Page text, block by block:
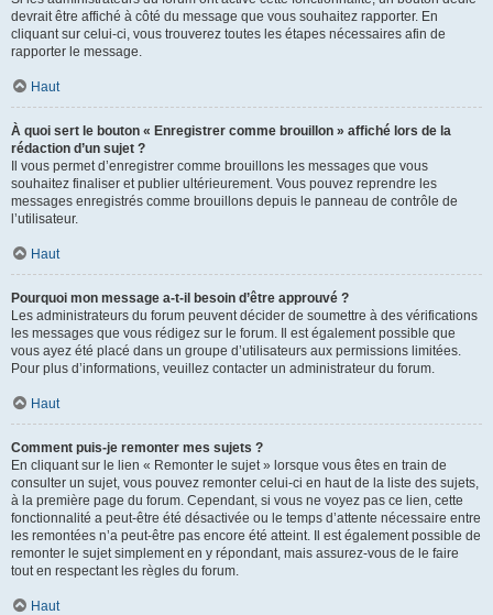
devrait être affiché à côté du message que vous souhaitez rapporter. En
cliquant sur celui-ci, vous trouverez toutes les étapes nécessaires afin de
rapporter le message.
Haut
À quoi sert le bouton « Enregistrer comme brouillon » affiché lors de la
rédaction d’un sujet ?
Il vous permet d’enregistrer comme brouillons les messages que vous
souhaitez finaliser et publier ultérieurement. Vous pouvez reprendre les
messages enregistrés comme brouillons depuis le panneau de contrôle de
l’utilisateur.
Haut
Pourquoi mon message a-t-il besoin d’être approuvé ?
Les administrateurs du forum peuvent décider de soumettre à des vérifications
les messages que vous rédigez sur le forum. Il est également possible que
vous ayez été placé dans un groupe d’utilisateurs aux permissions limitées.
Pour plus d’informations, veuillez contacter un administrateur du forum.
Haut
Comment puis-je remonter mes sujets ?
En cliquant sur le lien « Remonter le sujet » lorsque vous êtes en train de
consulter un sujet, vous pouvez remonter celui-ci en haut de la liste des sujets,
à la première page du forum. Cependant, si vous ne voyez pas ce lien, cette
fonctionnalité a peut-être été désactivée ou le temps d’attente nécessaire entre
les remontées n’a peut-être pas encore été atteint. Il est également possible de
remonter le sujet simplement en y répondant, mais assurez-vous de le faire
tout en respectant les règles du forum.
Haut